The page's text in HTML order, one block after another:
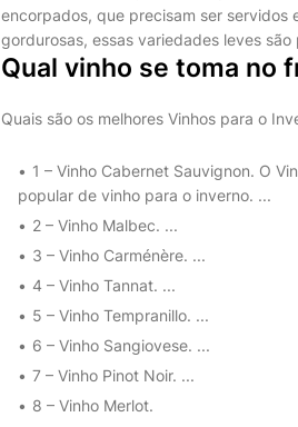
encorpados, que precisam ser servidos
gordurosas, essas variedades leves
Qual vinho se toma no
Quais são os melhores Vinhos para o
1 – Vinho Cabernet Sauvignon. O
popular de vinho para o inverno. ...
2 – Vinho Malbec. ...
3 – Vinho Carménère. ...
4 – Vinho Tannat. ...
5 – Vinho Tempranillo. ...
6 – Vinho Sangiovese. ...
7 – Vinho Pinot Noir. ...
8 – Vinho Merlot.